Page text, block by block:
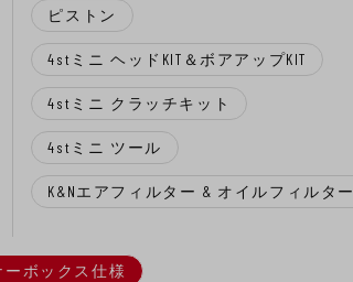
ピストン
4stミニ ヘッドKIT＆ボアアップKIT
4stミニ クラッチキット
4stミニ ツール
K&Nエアフィルター & オイルフィルター
ーボックス仕様